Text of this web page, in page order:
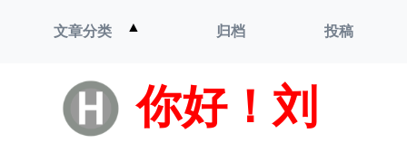
你好！刘
文章分类 ▲
单
归档 投稿